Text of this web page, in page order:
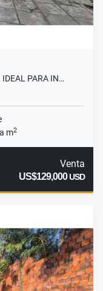
IDEAL PARA IN…
m2
Venta
US$129,000USD